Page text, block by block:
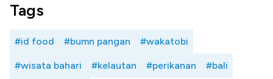
Tags
#id food #bumn pangan #wakatobi
#wisata bahari #kelautan #perikanan #bali